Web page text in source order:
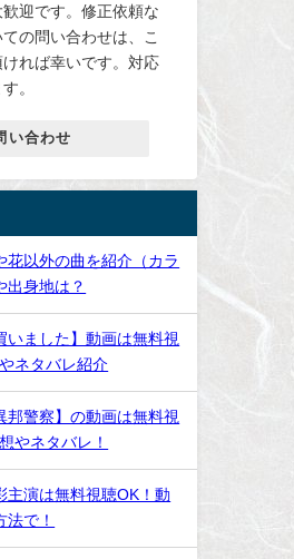
迎です。修正依頼な
の問い合わせは、こ
れば幸いです。対応
。
い合わせ
花以外の曲を紹介（カラ
出身地は？
いました】動画は無料視
ネタバレ紹介
邦警察】の動画は無料視
やネタバレ！
主演は無料視聴OK！動
で！